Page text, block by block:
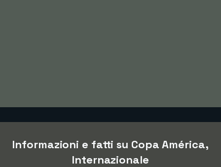
Informazioni e fatti su Copa América,
Internazionale